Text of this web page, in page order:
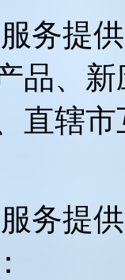
务提
品、
直辖
务提